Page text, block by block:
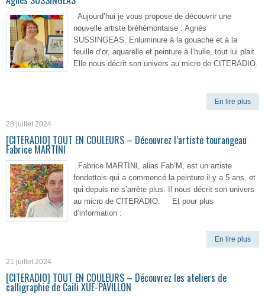
Aujourd’hui je vous propose de découvrir une
nouvelle artiste bréhémontaise : Agnès
SUSSINGEAS. Enluminure à la gouache et à la
feuille d’or, aquarelle et peinture à l’huile, tout lui plait.
Elle nous décrit son univers au micro de CITERADIO.
En lire plus
28 juillet 2024
[CITERADIO] TOUT EN COULEURS – Découvrez l’artiste tourangeau
Fabrice MARTINI
Fabrice MARTINI, alias Fab’M, est un artiste
fondettois qui a commencé la peinture il y a 5 ans, et
qui depuis ne s’arrête plus. Il nous décrit son univers
au micro de CITERADIO. Et pour plus
d’information :
En lire plus
21 juillet 2024
[CITERADIO] TOUT EN COULEURS – Découvrez les ateliers de
calligraphie de Caili XUE-PAVILLON